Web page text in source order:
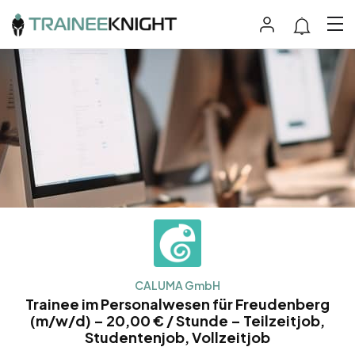
CALUMA GmbH
Trainee im Personalwesen für Freudenberg
(m/w/d) – 20,00 € / Stunde – Teilzeitjob,
Studentenjob, Vollzeitjob